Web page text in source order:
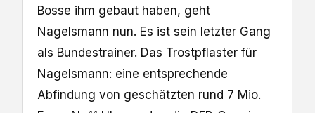
Bosse ihm gebaut haben, geht
Nagelsmann nun. Es ist sein letzter Gang
als Bundestrainer. Das Trostpflaster für
Nagelsmann: eine entsprechende
Abfindung von geschätzten rund 7 Mio.